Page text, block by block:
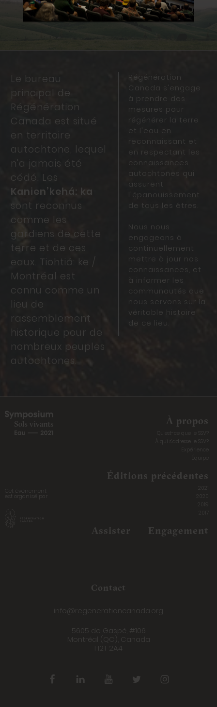
Le bureau
principal de
Régénération
Canada est situé
en territoire
autochtone, lequel
n'a jamais été
cédé. Les
Kanien’kehá: ka
sont reconnus
comme les
gardiens de cette
terre et de ces
eaux. Tiohtiá: ke /
Montréal est
connu comme un
lieu de
rassemblement
historique pour de
nombreux peuples
autochtones.
Régénération
Canada s'engage
à prendre des
mesures pour
régénérer la terre
et l'eau en
reconnaissant et
en respectant les
connaissances
autochtones qui
assurent
l'épanouissement
de tous les êtres.
Nous nous
engageons à
continuellement
mettre à jour nos
connaissances, et
à informer les
communautés que
nous servons sur la
véritable histoire
de ce lieu.
Cet événement
est organisé par
À propos
Qu’est-ce que le SSV?
À qui s’adresse le SSV?
Expérience
Éditions précédentes
2017
Engagement
Assister
Contact
info@regenerationcanada.org
5605 de Gaspé, #106
Montréal (QC), Canada
H2T 2A4